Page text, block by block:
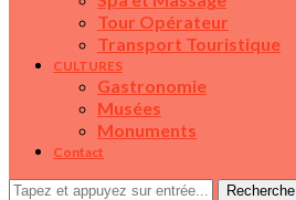
Tour Opérateur
Transport Touristique
CULTURES
Gastronomie
Musées
Monuments
Contact
Recherche